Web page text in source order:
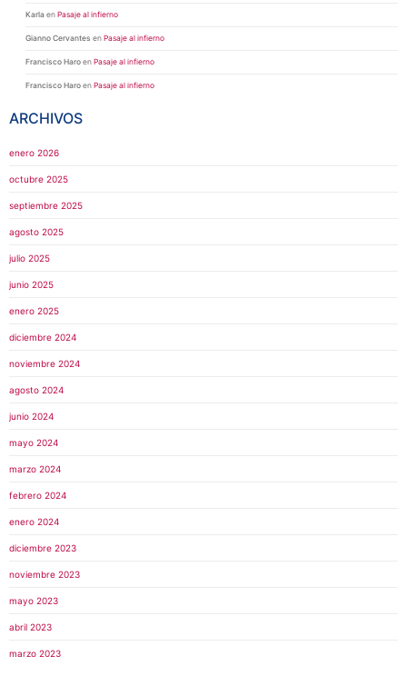
Karla en Pasaje al infierno
Gianno Cervantes en Pasaje al infierno
Francisco Haro en Pasaje al infierno
Francisco Haro en Pasaje al infierno
ARCHIVOS
enero 2026
octubre 2025
septiembre 2025
agosto 2025
julio 2025
junio 2025
enero 2025
diciembre 2024
noviembre 2024
agosto 2024
junio 2024
mayo 2024
marzo 2024
febrero 2024
enero 2024
diciembre 2023
noviembre 2023
mayo 2023
abril 2023
marzo 2023